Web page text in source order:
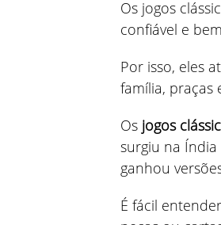
Os jogos
confiável e
Por isso, eles
família, praças
Os jogos
surgiu na
ganhou
É fácil